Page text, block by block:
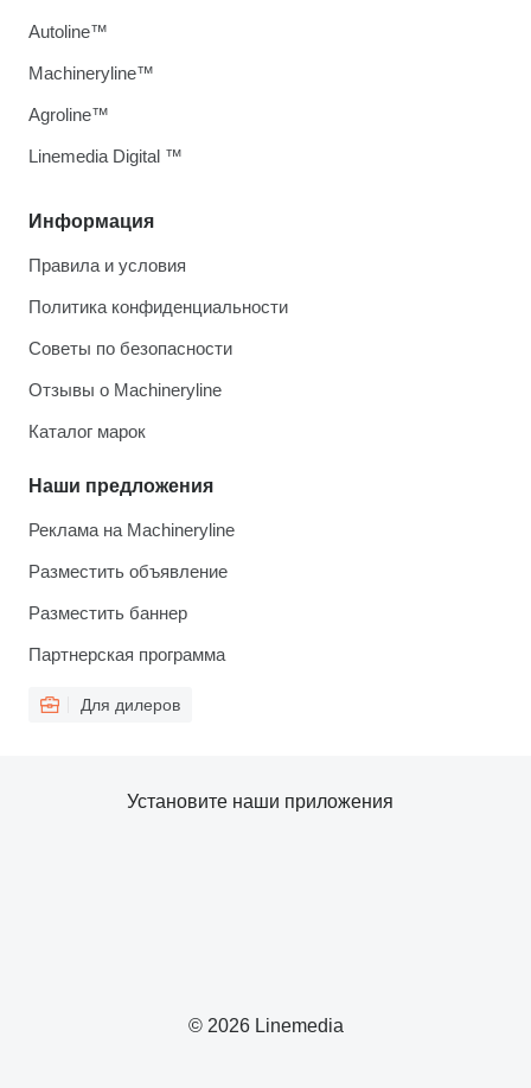
Информация
Правила и условия
Политика конфиденциальности
Советы по безопасности
Отзывы о Machineryline
Каталог марок
Наши предложения
Реклама на Machineryline
Разместить объявление
Разместить баннер
Партнерская программа
Для дилеров
Autoline™
Machineryline™
Agroline™
Linemedia Digital ™
© 2026 Linemedia
Установите наши приложения